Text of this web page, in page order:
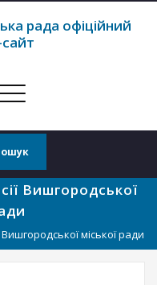
рада офіційний
Перемкнути
Вишгородської
Вишгородської міської ради